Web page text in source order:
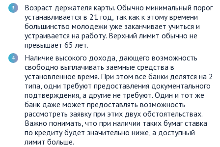
Возраст держателя карты. Обычно минимальный порог
устанавливается в 21 год, так как к этому времени
большинство молодежи уже заканчивает учиться и
устраивается на работу. Верхний лимит обычно не
превышает 65 лет.
Наличие высокого дохода, дающего возможность
свободно выплачивать заемные средства в
установленное время. При этом все банки делятся на 2
типа, одни требуют предоставления документального
подтверждения, а другие не требуют. Один и тот же
банк даже может предоставлять возможность
рассмотреть заявку при этих двух обстоятельствах.
Важно понимать, что при наличии таких бумаг ставка
по кредиту будет значительно ниже, а доступный
лимит больше.